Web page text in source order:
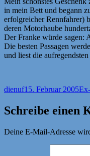
in mein Bett und begann
erfolgreicher Rennfahrer)
deren Motorhaube
Der Franke würde sagen:
Die besten Passagen
und liest die
Autor
dienufVeröffentlicht
15. Februar 2005
Schreibe einen
Deine E-Mail-Adresse